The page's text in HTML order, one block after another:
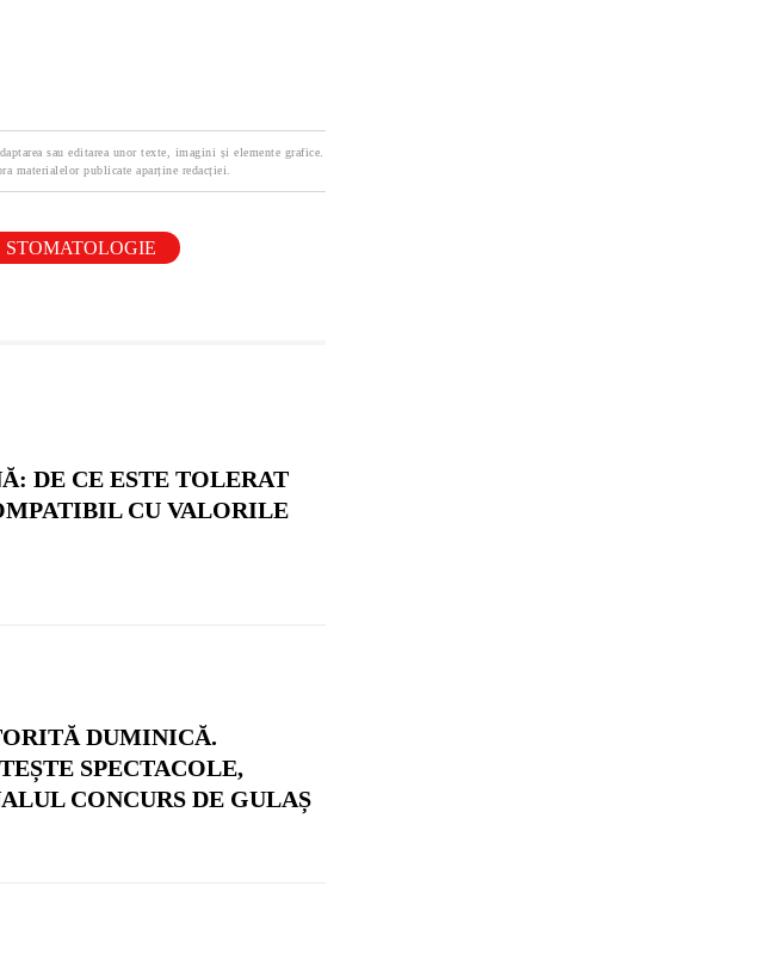
sau editarea unor texte, imagini și elemente grafice.
materialelor publicate aparține redacției.
STOMATOLOGIE
DE CE ESTE TOLERAT
CU VALORILE
DUMINICĂ.
SPECTACOLE,
CONCURS DE GULAȘ